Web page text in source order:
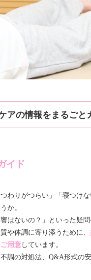
アの情報をまるごと
イド
わりがつらい」「寝つけ
か。
はないの？」といった疑問
や体調に寄り添うために、
用意 しています。
調の対処法、 Q&A形式の